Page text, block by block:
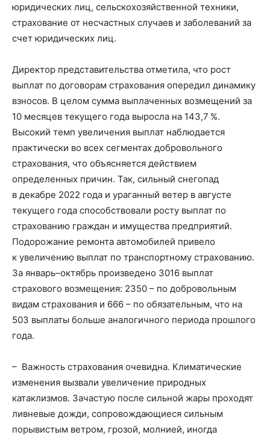
юридических лиц, сельскохозяйственной техники,
страхование от несчастных случаев и заболеваний за
счет юридических лиц.
Директор представительства отметила, что рост
выплат по договорам страхования опередил динамику
взносов. В целом сумма выплаченных возмещений за
10 месяцев текущего года выросла на 143,7 %.
Высокий темп увеличения выплат наблюдается
практически во всех сегментах добровольного
страхования, что объясняется действием
определенных причин. Так, сильный снегопад
в декабре 2022 года и ураганный ветер в августе
текущего года способствовали росту выплат по
страхованию граждан и имущества предприятий.
Подорожание ремонта автомобилей привело
к увеличению выплат по транспортному страхованию.
За январь–октябрь произведено 3016 выплат
страхового возмещения: 2350 – по добровольным
видам страхования и 666 – по обязательным, что на
503 выплаты больше аналогичного периода прошлого
года.
– Важность страхования очевидна. Климатические
изменения вызвали увеличение природных
катаклизмов. Зачастую после сильной жары проходят
ливневые дожди, сопровождающиеся сильным
порывистым ветром, грозой, молнией, иногда